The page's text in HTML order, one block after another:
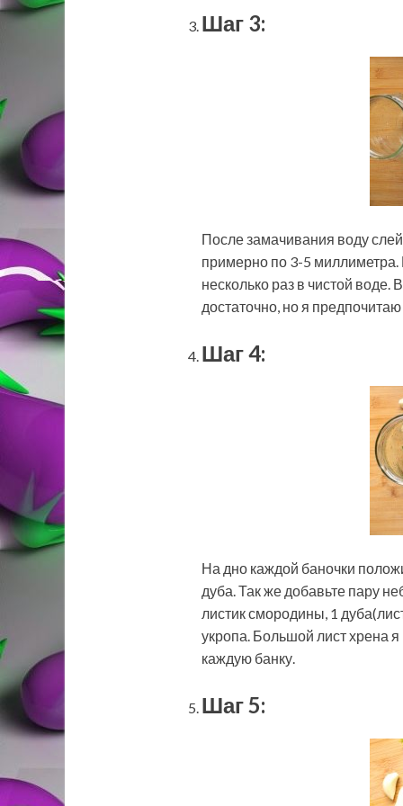
Шаг 3:
После замачивания воду
примерно по 3-5 миллиметра.
несколько раз в чистой воде.
достаточно, но я
Шаг 4:
На дно каждой баночки
дуба. Так же добавьте пару
листик смородины, 1
укропа. Большой лист хрена
каждую банку.
Шаг 5: